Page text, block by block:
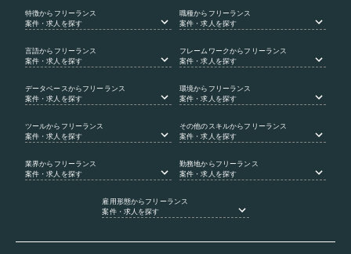
特徴からフリーランス
案件・求人を探す
職種からフリーランス
案件・求人を探す
言語からフリーランス
案件・求人を探す
フレームワークからフリーランス
案件・求人を探す
データベース からフリーランス
案件・求人を探す
環境からフリーランス
案件・求人を探す
ツールからフリーランス
案件・求人を探す
その他のスキルからフリーランス
案件・求人を探す
業界からフリーランス
案件・求人を探す
勤務地からフリーランス
案件・求人を探す
雇用形態からフリーランス
案件・求人を探す